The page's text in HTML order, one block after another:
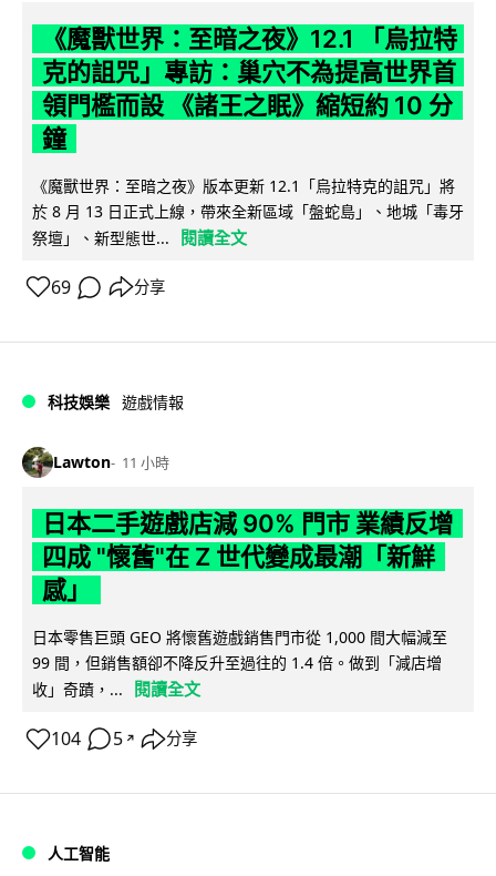
《魔獸世界：至暗之夜》12.1 「烏拉特
克的詛咒」專訪：巢穴不為提高世界首
領門檻而設 《諸王之眠》縮短約 10 分
鐘
《魔獸世界：至暗之夜》版本更新 12.1「烏拉特克的詛咒」將
於 8 月 13 日正式上線，帶來全新區域「盤蛇島」、地城「毒牙
祭壇」、新型態世...
閱讀全文
69 分享
科技娛樂 遊戲情報
Lawton 11 小時
日本二手遊戲店減 90% 門市 業績反增
四成 "懷舊"在 Z 世代變成最潮「新鮮
感」
日本零售巨頭 GEO 將懷舊遊戲銷售門市從 1,000 間大幅減至
99 間，但銷售額卻不降反升至過往的 1.4 倍。做到「減店增
收」奇蹟，...
閱讀全文
104 5 ↗ 分享
人工智能